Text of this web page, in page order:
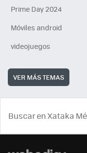
Prime Day 2024
Móviles android
videojuegos
VER MÁS TEMAS